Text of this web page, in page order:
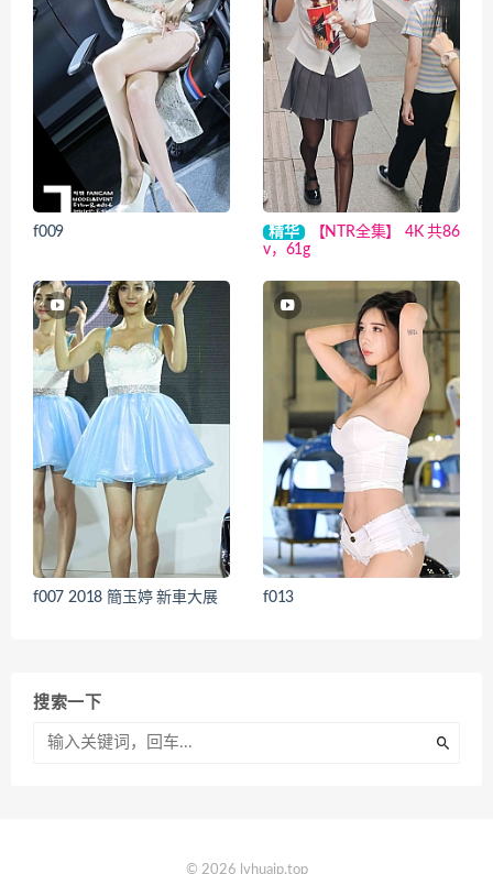
f009 精华
【NTR全集】 4K 共86
v，61g
f007 2018 簡玉婷 新車大展 f013
搜索一下
© 2026 lvhuajp.top